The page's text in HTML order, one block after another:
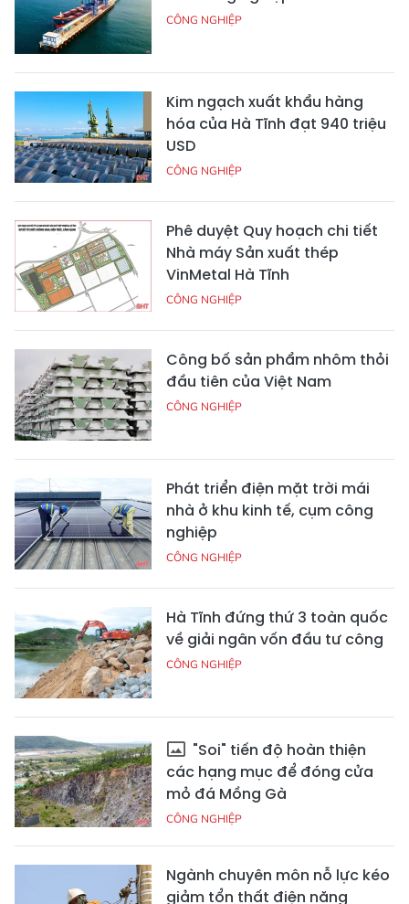
CÔNG NGHIỆP
Kim ngạch xuất khẩu hàng
hóa của Hà Tĩnh đạt 940 triệu
USD
CÔNG NGHIỆP
Phê duyệt Quy hoạch chi tiết
Nhà máy Sản xuất thép
VinMetal Hà Tĩnh
CÔNG NGHIỆP
Công bố sản phẩm nhôm thỏi
đầu tiên của Việt Nam
CÔNG NGHIỆP
Phát triển điện mặt trời mái
nhà ở khu kinh tế, cụm công
nghiệp
CÔNG NGHIỆP
Hà Tĩnh đứng thứ 3 toàn quốc
về giải ngân vốn đầu tư công
CÔNG NGHIỆP
"Soi" tiến độ hoàn thiện
các hạng mục để đóng cửa
mỏ đá Mồng Gà
CÔNG NGHIỆP
Ngành chuyên môn nỗ lực kéo
giảm tổn thất điện năng